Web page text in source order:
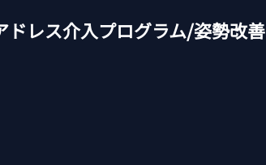
ドレス介入プログラム/姿勢改善